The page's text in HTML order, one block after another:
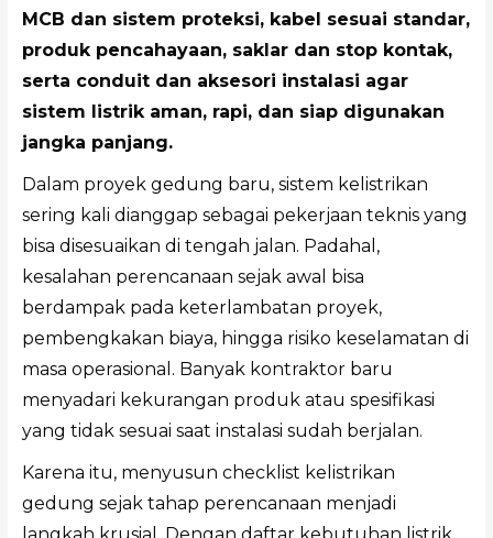
MCB dan sistem proteksi, kabel sesuai standar,
produk pencahayaan, saklar dan stop kontak,
serta conduit dan aksesori instalasi agar
sistem listrik aman, rapi, dan siap digunakan
jangka panjang.
Dalam proyek gedung baru, sistem kelistrikan
sering kali dianggap sebagai pekerjaan teknis yang
bisa disesuaikan di tengah jalan. Padahal,
kesalahan perencanaan sejak awal bisa
berdampak pada keterlambatan proyek,
pembengkakan biaya, hingga risiko keselamatan di
masa operasional. Banyak kontraktor baru
menyadari kekurangan produk atau spesifikasi
yang tidak sesuai saat instalasi sudah berjalan.
Karena itu, menyusun checklist kelistrikan
gedung sejak tahap perencanaan menjadi
langkah krusial. Dengan daftar kebutuhan listrik